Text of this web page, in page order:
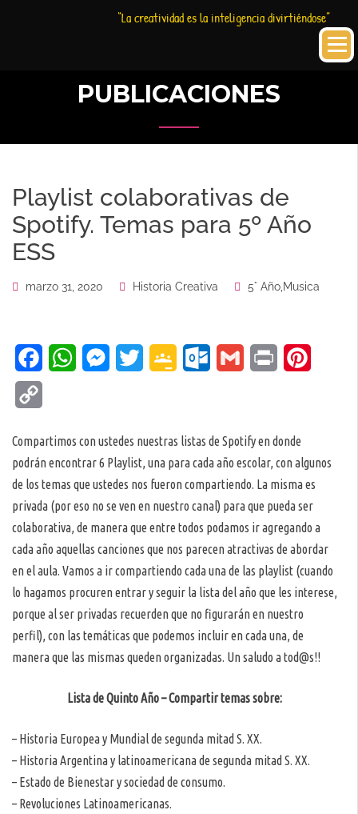
“La creatividad es la inteligencia divirtiéndose”
PUBLICACIONES
Playlist colaborativas de
Spotify. Temas para 5º Año
ESS
marzo 31, 2020 Historia Creativa 5° Año Musica
FacebookWhatsAppMessenger
Twitter Google Outlook.com
Gmail Print
Compartimos con ustedes nuestras listas de Spotify en donde
podrán encontrar 6 Playlist, una para cada año escolar, con algunos
de los temas que ustedes nos fueron compartiendo. La misma es
privada (por eso no se ven en nuestro canal) para que pueda ser
colaborativa, de manera que entre todos podamos ir agregando a
cada año aquellas canciones que nos parecen atractivas de abordar
en el aula. Vamos a ir compartiendo cada una de las playlist (cuando
lo hagamos procuren entrar y seguir la lista del año que les interese,
porque al ser privadas recuerden que no figurarán en nuestro
perfil), con las temáticas que podemos incluir en cada una, de
manera que las mismas queden organizadas. Un saludo a tod@s!!
Lista de Quinto Año – Compartir temas sobre:
– Historia Europea y Mundial de segunda mitad S. XX.
– Historia Argentina y latinoamericana de segunda mitad S. XX.
– Estado de Bienestar y sociedad de consumo.
– Revoluciones Latinoamericanas.